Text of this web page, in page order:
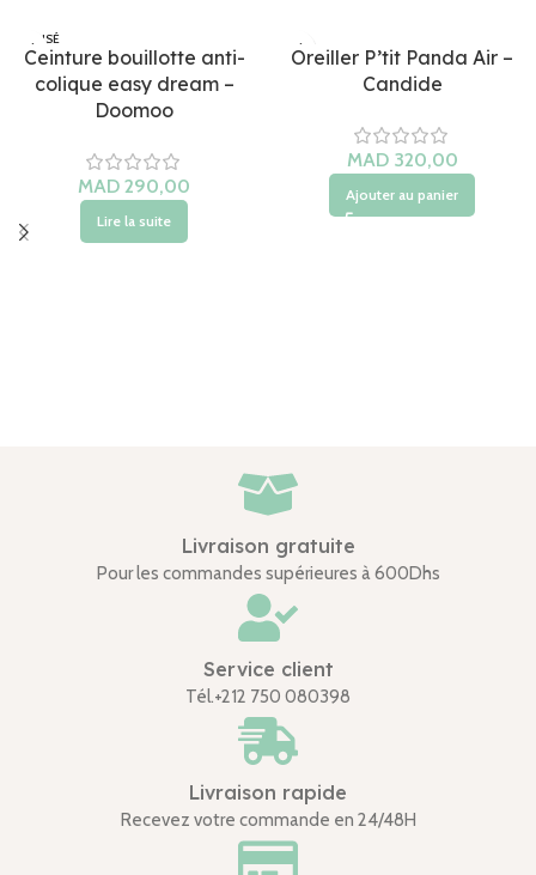
ÉPUISÉ
Ceinture bouillotte anti-
colique easy dream –
Doomoo
Lire la suite
Oreiller P’tit Panda Air –
Candide
Ajouter au panier
Livraison gratuite
Pour les commandes supérieures à 600Dhs
Service client
Tél.+212 750 080398
Livraison rapide
Recevez votre commande en 24/48H